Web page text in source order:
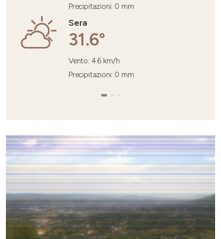
Precipitazioni: 0 mm
Sera
31.6°
Vento: 4.6 km/h
Precipitazioni: 0 mm